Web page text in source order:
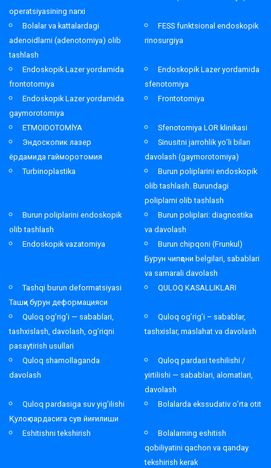
operatsiyasining narxi
Bolalar va kattalardagi
adenoidlarni (adenotomiya) olib
tashlash
FESS funktsional endoskopik
rinosurgiya
Endoskopik Lazer yordamida
frontotomiya
Endoskopik Lazer yordamida
sfenotomiya
Endoskopik Lazer yordamida
gaymorotomiya
Frontotomiya
ETMOIDOTOMİYA
Sfenotomiya LOR klinikasi
Эндоскопик лазер
ёрдамида гайморотомия
Sinusitni jarrohlik yo’li bilan
davolash (gaymorotomiya)
Turbinoplastika
Burun poliplarini endoskopik
olib tashlash. Burundagi
poliplarni olib tashlash
Burun poliplarini endoskopik
olib tashlash
Burun poliplari: diagnostika
va davolash
Endoskopik vazatomiya
Burun chipqoni (Frunkul)
Бурун чипқони belgilari, sabablari
va samarali davolash
Tashqi burun deformatsiyasi
Ташқи бурун деформацияси
QULOQ KASALLIKLARI
Quloq og’rig’i — sabablari,
tashxislash, davolash, og’riqni
pasaytirish usullari
Quloq og’rig’i – sabablar,
tashxislar, maslahat va davolash
Quloq shamollaganda
davolash
Quloq pardasi teshilishi /
yirtilishi — sabablari, alomatlari,
davolash
Quloq pardasiga suv yig’ilishi
Қулоқ пардасига сув йиғилиши
Bolalarda ekssudativ o’rta otit
Eshitishni tekshirish
Bolalarning eshitish
qobiliyatini qachon va qanday
tekshirish kerak